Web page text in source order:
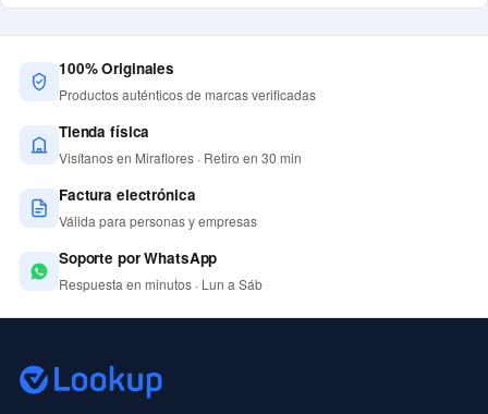
100% Originales
Productos auténticos de marcas verificadas
Tienda física
Visítanos en Miraflores · Retiro en 30 min
Factura electrónica
Válida para personas y empresas
Soporte por WhatsApp
Respuesta en minutos · Lun a Sáb